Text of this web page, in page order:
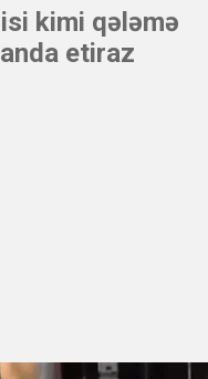
kimi qələmə
etiraz